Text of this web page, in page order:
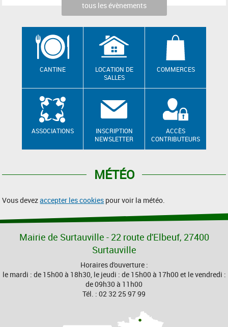
tous les évènements
CANTINE
LOCATION DE
SALLES
COMMERCES
ASSOCIATIONS
INSCRIPTION
NEWSLETTER
ACCÈS
CONTRIBUTEURS
MÉTÉO
Vous devezaccepter les cookies pour voir la météo.
Mairie de Surtauville - 22 route d'Elbeuf, 27400
Surtauville
Horaires d'ouverture :
le mardi : de 15h00 à 18h30, le jeudi : de 15h00 à 17h00 et le vendredi :
de 09h30 à 11h00
Tél. : 02 32 25 97 99